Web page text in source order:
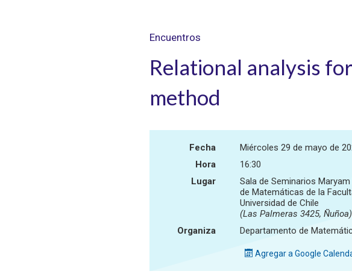
Encuentros
Relational analysis
method
Fecha
Miércoles 29 de mayo de
Hora
16:30
Lugar
Sala de Seminarios
de Matemáticas de la
Universidad de Chile
(Las Palmeras 3425, Ñuñoa)
Organiza
Departamento de
Agregar a Google